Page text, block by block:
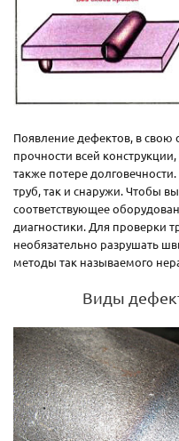
Появление дефектов, в
прочности всей
также потере
труб, так и снаружи. Чтобы
соответствующее
диагностики. Для проверки
необязательно разрушать
методы так называемого
Виды